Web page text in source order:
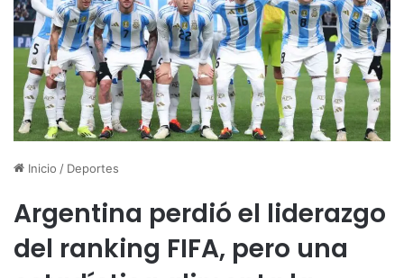
Inicio / Deportes
Argentina perdió el liderazgo
del ranking FIFA, pero una